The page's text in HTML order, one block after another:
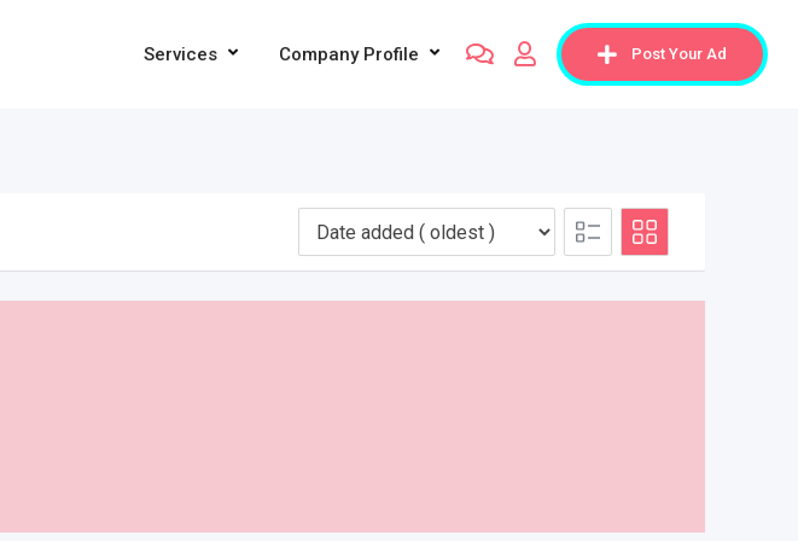
Post Your Ad
Services Company Profile